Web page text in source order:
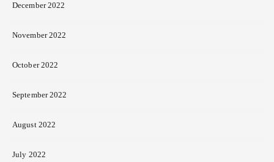
December 2022
November 2022
October 2022
September 2022
August 2022
July 2022